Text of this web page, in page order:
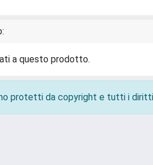
a questo prodotto.
protetti da copyright e tutti i